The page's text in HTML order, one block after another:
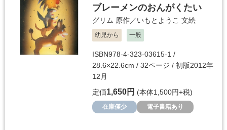
ブレーメンのおんがくたい
グリム 原作／いもとようこ 文絵
幼児から 一般
ISBN978-4-323-03615-1 /
28.6×22.6cm / 32ページ / 初版2012年
12月
定価1,650円 (本体1,500円+税)
在庫僅少 電子書籍あり